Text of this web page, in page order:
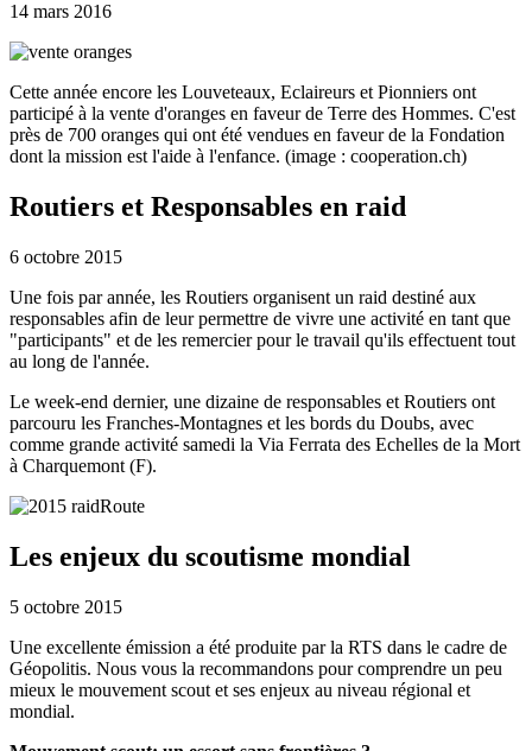
14 mars 2016
Cette année encore les Louveteaux, Eclaireurs et Pionniers ont
participé à la vente d'oranges en faveur de Terre des Hommes. C'est
près de 700 oranges qui ont été vendues en faveur de la Fondation
dont la mission est l'aide à l'enfance. (image : cooperation.ch)
Routiers et Responsables en raid
6 octobre 2015
Une fois par année, les Routiers organisent un raid destiné aux
responsables afin de leur permettre de vivre une activité en tant que
"participants" et de les remercier pour le travail qu'ils effectuent tout
au long de l'année.
Le week-end dernier, une dizaine de responsables et Routiers ont
parcouru les Franches-Montagnes et les bords du Doubs, avec
comme grande activité samedi la Via Ferrata des Echelles de la Mort
à Charquemont (F).
Les enjeux du scoutisme mondial
5 octobre 2015
Une excellente émission a été produite par la RTS dans le cadre de
Géopolitis. Nous vous la recommandons pour comprendre un peu
mieux le mouvement scout et ses enjeux au niveau régional et
mondial.